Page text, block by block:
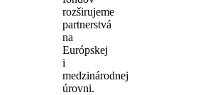
rozširujeme
partnerstvá
na
Európskej
i
medzinárodnej
úrovni.